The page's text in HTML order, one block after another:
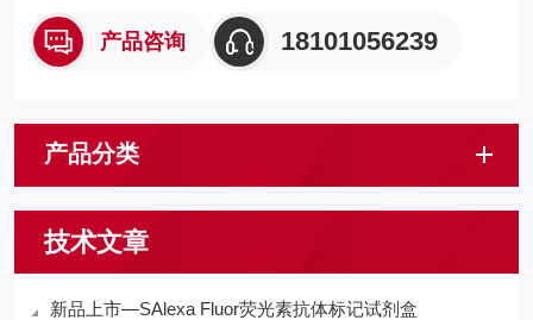
产品咨询 18101056239
产品分类
技术文章
新品上市—SAlexa Fluor荧光素抗体标记试剂盒